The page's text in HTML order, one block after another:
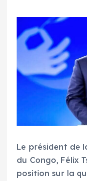
Le président de
du Congo, Félix
position sur la